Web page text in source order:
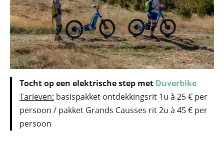
Tocht op een elektrische step met Duverbike
Tarieven: basispakket ontdekkingsrit 1u à 25 € per
persoon / pakket Grands Causses rit 2u à 45 € per
persoon